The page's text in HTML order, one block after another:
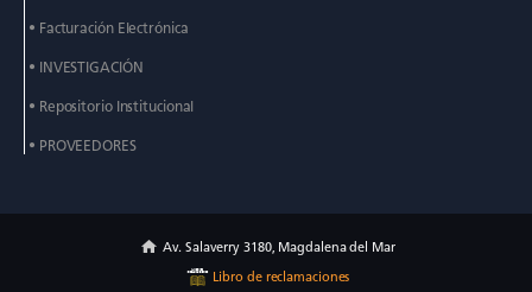
• Facturación Electrónica
• INVESTIGACIÓN
• Repositorio Institucional
• PROVEEDORES
Av. Salaverry 3180, Magdalena del Mar
Libro de reclamaciones